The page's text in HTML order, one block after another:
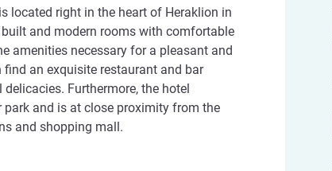
located right in the heart of Heraklion in
and modern rooms with comfortable
amenities necessary for a pleasant and
find an exquisite restaurant and bar
Furthermore, the hotel
park and is at close proximity from the
and shopping mall.